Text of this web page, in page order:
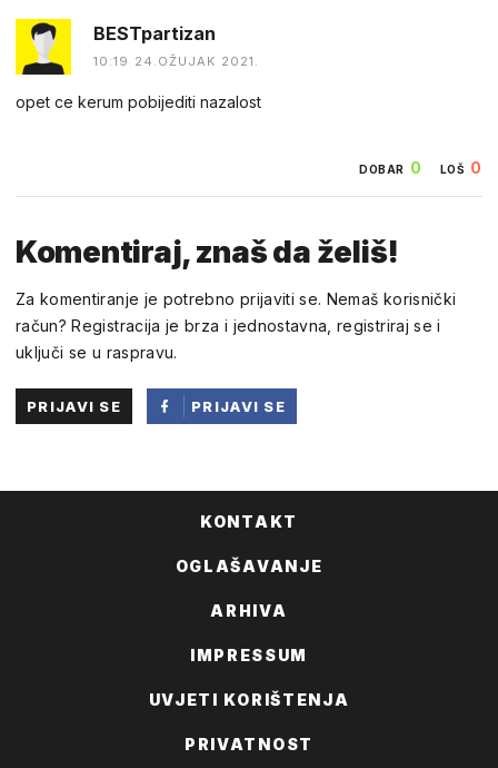
BESTpartizan
10:19 24.OŽUJAK 2021.
opet ce kerum pobijediti nazalost
DOBAR 0 LOŠ 0
Komentiraj, znaš da želiš!
Za komentiranje je potrebno prijaviti se. Nemaš korisnički
račun? Registracija je brza i jednostavna, registriraj se i
uključi se u raspravu.
PRIJAVI SE
PRIJAVI SE
KONTAKT
OGLAŠAVANJE
ARHIVA
IMPRESSUM
UVJETI KORIŠTENJA
PRIVATNOST